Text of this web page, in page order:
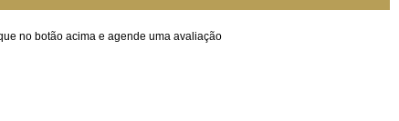
no botão acima e agende uma avaliação